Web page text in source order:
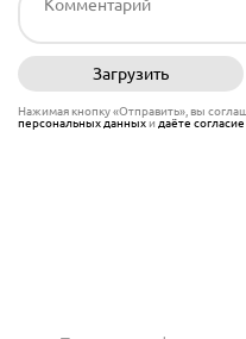
Загрузить
Нажимая кнопку «Отправить», вы
персональных данныхи даёте